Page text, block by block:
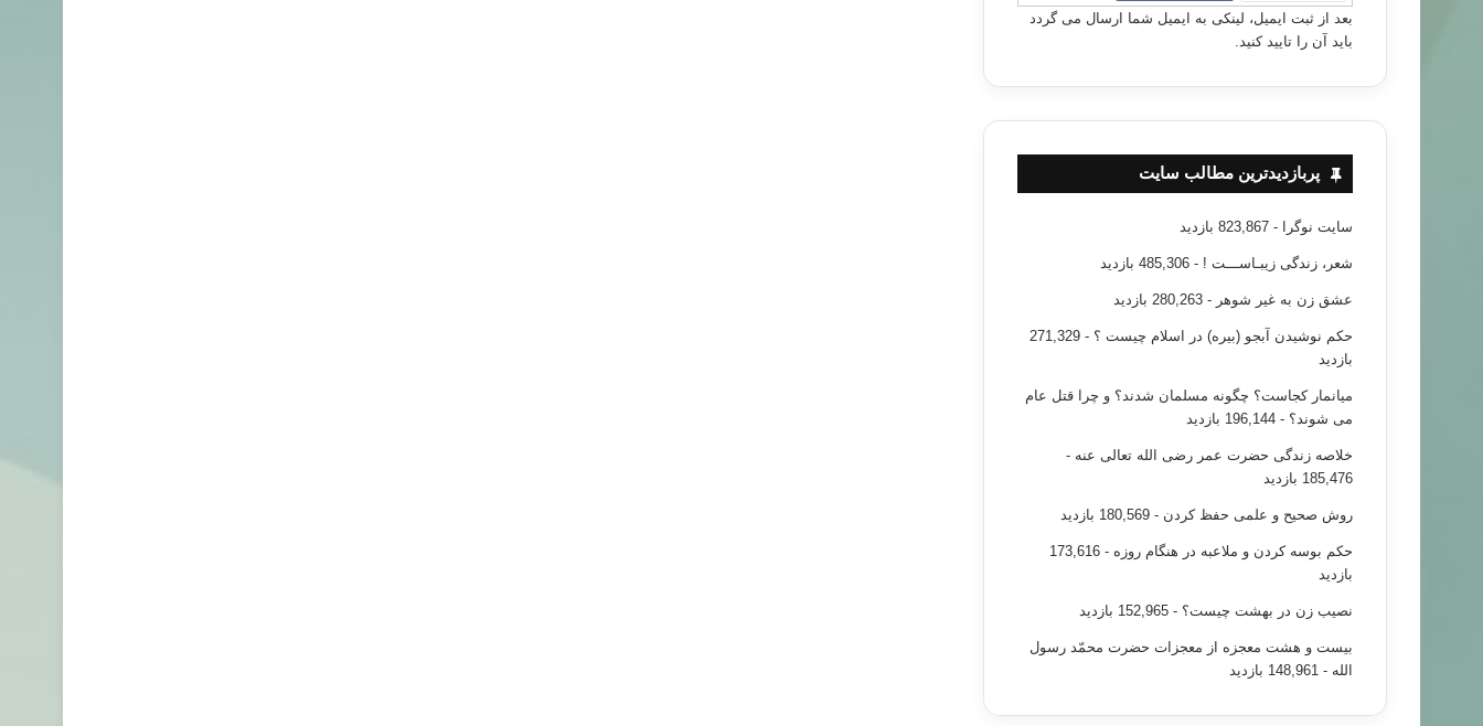
بعد از ثبت ایمیل، لینکی به ایمیل شما ارسال می گردد
باید آن را تایید کنید.
پربازدیدترین مطالب سایت
سایت نوگرا - 823,867 بازدید
شعر، زندگی زیبـاســـت ! - 485,306 بازدید
عشق زن به غیر شوهر - 280,263 بازدید
حکم نوشیدن آبجو (بیره) در اسلام چیست ؟
- 271,329
بازدید
میانمار کجاست؟ چگونه مسلمان شدند؟ و چرا قتل عام
می شوند؟ - 196,144 بازدید
خلاصه زندگی حضرت عمر رضی الله تعالی عنه -
185,476 بازدید
روش صحیح و علمی حفظ کردن - 180,569 بازدید
حکم بوسه کردن و ملاعبه در هنگام روزه
- 173,616
بازدید
نصیب زن در بهشت چیست؟ - 152,965 بازدید
بیست و هشت معجزه از معجزات حضرت محمّد رسول
الله - 148,961 بازدید